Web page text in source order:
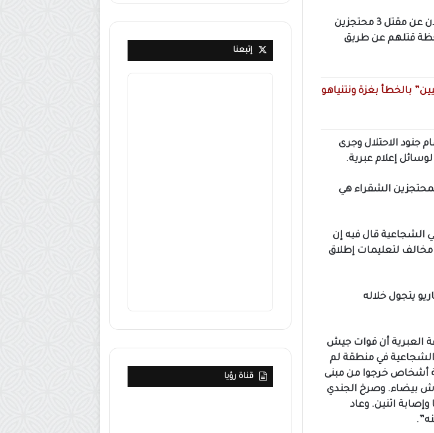
كشف تحقيق أولي لجيش الاحتلال الإسرائيلي، بعد الإعلان عن مقتل 3 محتجزين
قتلهم عن طريق
3 محتجزين “إسرائيليين” بالخطأ بغزة ونتنياهو
جنود الاحتلال وجرى
إعلام عبرية.
الشقراء هي
الشجاعية قال فيه إن
مخالف لتعليمات إطلاق
يتجول خلاله
العبرية أن قوات جيش
الشجاعية في منطقة لم
أشخاص خرجوا من مبنى
بيضاء. وصرخ الجندي
وإصابة اثنين. وعاد
إتبعنا
قناة رؤيا